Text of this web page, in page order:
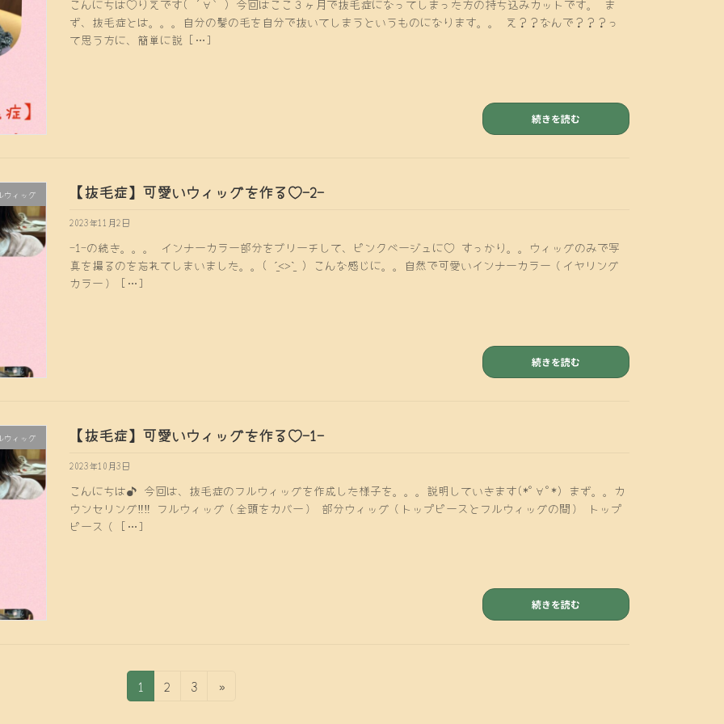
こんにちは♡りえです( ´∀｀) 今回はここ３ヶ月で抜毛症になってしまった方の持ち込みカットです。 ま
ず、抜毛症とは。。。自分の髪の毛を自分で抜いてしまうというものになります。。 え？？なんで？？？っ
て思う方に、簡単に説 […]
続きを読む
ウィッグ 【抜毛症】可愛いウィッグを作る♡-2-
2023年11月2日
-1-の続き。。。 インナーカラー部分をブリーチして、ピンクベージュに♡ すっかり。。ウィッグのみで写
真を撮るのを忘れてしまいました。。( ˊ̱˂˃ˋ̱ ) こんな感じに。。自然で可愛いインナーカラー（イヤリング
カラー） […]
続きを読む
ウィッグ 【抜毛症】可愛いウィッグを作る♡-1-
2023年10月3日
こんにちは♪ 今回は、抜毛症のフルウィッグを作成した様子を。。。説明していきます(*ﾟ∀ﾟ*) まず。。カ
ウンセリング‼︎‼︎ フルウィッグ（全頭をカバー） 部分ウィッグ（トップピースとフルウィッグの間） トップ
ピース（ […]
続きを読む
固
定
1
固
2
固
3 »